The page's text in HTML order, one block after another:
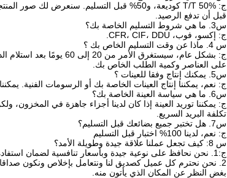
ج: T/T 50% كوديعة، و50% قبل التسليم. سنعرض لك صور المنتجات والعبوات
قبل أن تدفع الرصيد.
س3. ما هي شروط التسليم الخاصة بك؟
ج: إكسو، فوب، CFR، CIF، DDU.
س 4. ماذا عن وقت التسليم الخاص بك ؟
ج: بشكل عام، سيستغرق الأمر من 20 إلى 60 يومًا بعد استلام الدفعة المقدمة. وقت التسليم المحدد يعتمد
على العناصر وكمية الطلب الخاص بك.
س5. يمكنك إنتاج وفقا للعينات ؟
ج: نعم، يمكننا إنتاج العينات الخاصة بك أو الرسومات الفنية. يمكننا
س6. ما هي سياسة العينة الخاصة بك؟
ج: يمكننا توريد العينة إذا كان لدينا أجزاء جاهزة في المخزون،
تكلفة البريد السريع.
س7. هل تختبر جميع بضائعك قبل التسليم؟
ج: نعم، لدينا 100% اختبار قبل التسليم
س 8: كيف تجعل عملنا علاقة جيدة وطويلة الأمد؟
ج:1. نحن نحافظ على نوعية جيدة وبأسعار تنافسية لضمان استفادة عملائنا.
2. نحن نحترم كل عميل كصديق لنا ونتعامل بإخلاص ونكون صداقات معهم،
بغض النظر عن المكان الذي يأتون منه.